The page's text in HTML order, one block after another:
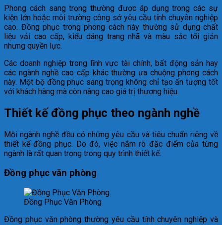
Phong cách sang trọng thường được áp dụng trong các sự
kiện lớn hoặc môi trường công sở yêu cầu tính chuyên nghiệp
cao. Đồng phục trong phong cách này thường sử dụng chất
liệu vải cao cấp, kiểu dáng trang nhã và màu sắc tối giản
nhưng quyền lực.
Các doanh nghiệp trong lĩnh vực tài chính, bất động sản hay
các ngành nghề cao cấp khác thường ưa chuộng phong cách
này. Một bộ đồng phục sang trọng không chỉ tạo ấn tượng tốt
với khách hàng mà còn nâng cao giá trị thương hiệu.
Thiết kế đồng phục theo ngành nghề
Mỗi ngành nghề đều có những yêu cầu và tiêu chuẩn riêng về
thiết kế đồng phục. Do đó, việc nắm rõ đặc điểm của từng
ngành là rất quan trọng trong quy trình thiết kế.
Đồng phục văn phòng
Đồng Phục Văn Phòng
Đồng phục văn phòng thường yêu cầu tính chuyên nghiệp và